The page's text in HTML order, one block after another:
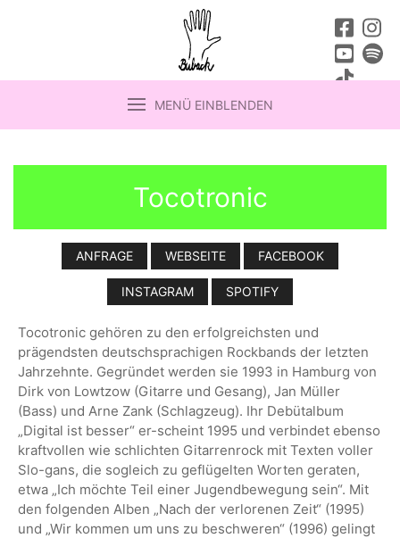
MENÜ EINBLENDEN
Tocotronic
ANFRAGE WEBSEITE FACEBOOK
INSTAGRAM SPOTIFY
Tocotronic gehören zu den erfolgreichsten und
prägendsten deutschsprachigen Rockbands der letzten
Jahrzehnte. Gegründet werden sie 1993 in Hamburg von
Dirk von Lowtzow (Gitarre und Gesang), Jan Müller
(Bass) und Arne Zank (Schlagzeug). Ihr Debütalbum
„Digital ist besser“ er-scheint 1995 und verbindet ebenso
kraftvollen wie schlichten Gitarrenrock mit Texten voller
Slo-gans, die sogleich zu geflügelten Worten geraten,
etwa „Ich möchte Teil einer Jugendbewegung sein“. Mit
den folgenden Alben „Nach der verlorenen Zeit“ (1995)
und „Wir kommen um uns zu beschweren“ (1996) gelingt